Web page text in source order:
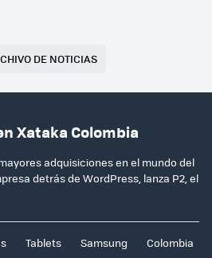
DE NOTICIAS
Xataka Colombia
adquisiciones en el mundo del
detrás de WordPress, lanza P2, el
Tablets Samsung Colombia